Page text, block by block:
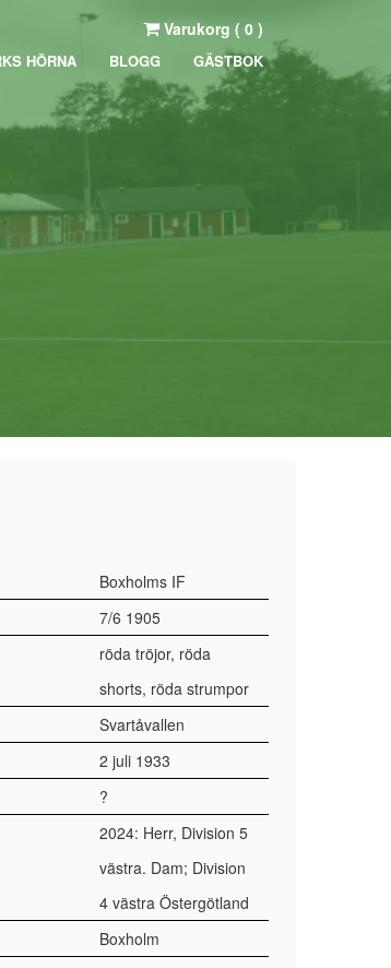
HÖRNA BLOGG GÄSTBOK
Varukorg ( 0 )
Boxholms IF
7/6 1905
röda tröjor, röda
shorts, röda strumpor
Svartåvallen
2 juli 1933
?
2024: Herr, Division 5
västra. Dam; Division
4 västra Östergötland
Boxholm